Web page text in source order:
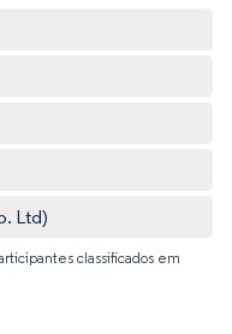
Ltd)
classificados em